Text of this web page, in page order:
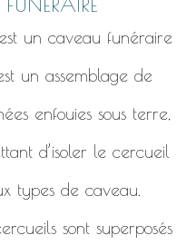
un caveau funéraire
un assemblage de
enfouies sous terre,
d’isoler le cercueil
types de caveau.
sont superposés